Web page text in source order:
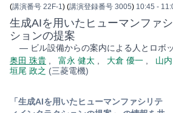
(講演番号 22F-1) (講演登録番号 3005) 10:45 -
生成AIを用いたヒューマンファ
ションの提案
— ビル設備からの案内による人とロボ
奥田 珠貴
富永 健太 大倉 優一 山
垣尾 政之 (三菱電機)
「生成AIを用いたヒューマンファシリテ